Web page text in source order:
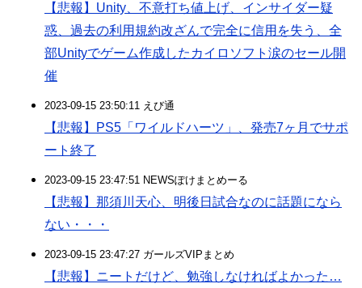
【悲報】Unity、不意打ち値上げ、インサイダー疑
惑、過去の利用規約改ざんで完全に信用を失う、全
部Unityでゲーム作成したカイロソフト涙のセール開
催
2023-09-15 23:50:11 えび通
【悲報】PS5「ワイルドハーツ」、発売7ヶ月でサポ
ート終了
2023-09-15 23:47:51 NEWSぽけまとめーる
【悲報】那須川天心、明後日試合なのに話題になら
ない・・・
2023-09-15 23:47:27 ガールズVIPまとめ
【悲報】ニートだけど、勉強しなければよかった…